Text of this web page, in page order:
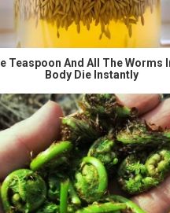
Teaspoon And All The Worms
Body Die Instantly